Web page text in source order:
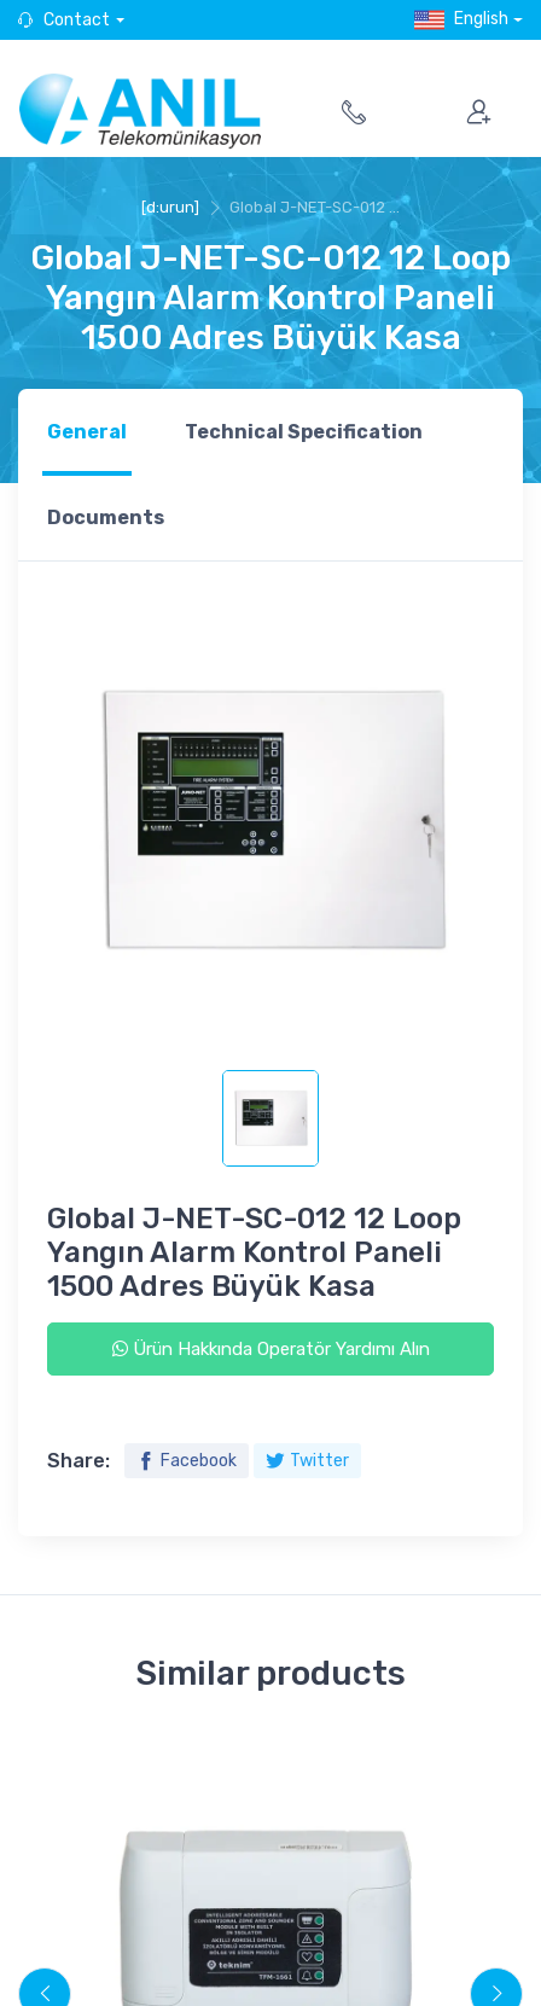
Contact English
[d:urun] Global J-NET-SC-012 ...
Global J-NET-SC-012 12 Loop
Yangın Alarm Kontrol Paneli
1500 Adres Büyük Kasa
General Technical Specification
Documents
Global J-NET-SC-012 12 Loop
Yangın Alarm Kontrol Paneli
1500 Adres Büyük Kasa
Ürün Hakkında Operatör Yardımı Alın
Share: Facebook Twitter
Similar products